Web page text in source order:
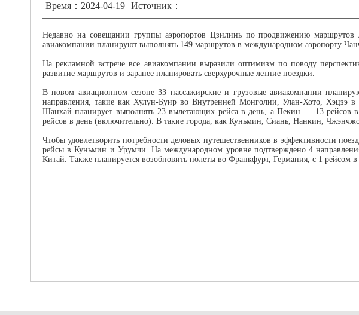
Время：2024-04-19 Источник：
Недавно на совещании группы аэропортов Цзилинь по продвижению маршрутов
авиакомпании планируют выполнять 149 маршрутов в международном аэропорту
На рекламной встрече все авиакомпании выразили оптимизм по поводу
развитие маршрутов и заранее планировать сверхурочные летние поездки.
В новом авиационном сезоне 33 пассажирские и грузовые авиакомпании
направления, такие как Хулун-Буир во Внутренней Монголии, Улан-Хото,
Шанхай планирует выполнять 23 вылетающих рейса в день, а Пекин — 13 рейсов
рейсов в день (включительно). В такие города, как Куньмин, Сиань, Нанкин,
Чтобы удовлетворить потребности деловых путешественников в эффективности
рейсы в Куньмин и Урумчи. На международном уровне подтверждено 4
Китай. Также планируется возобновить полеты во Франкфурт, Германия, с 1 рейсом